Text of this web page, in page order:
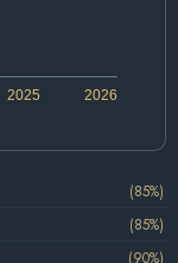
2026
2025
(85%)
(85%)
(90%)